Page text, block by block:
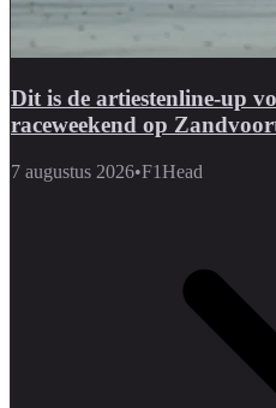
Dit is de artiestenline-up
raceweekend op
7 augustus 2026•F1Head